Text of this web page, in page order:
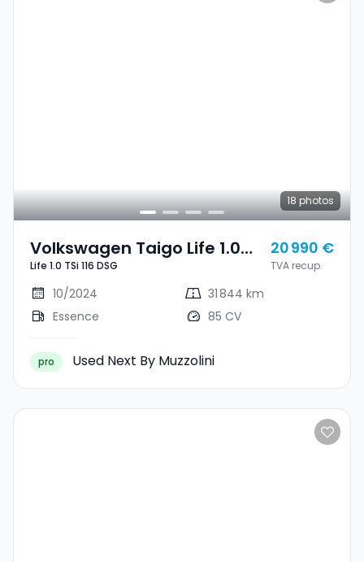
18 photos
Volkswagen Taigo Life 1.0
TSi 116 DSG
Life 1.0 TSi 116 DSG
20 990 €
TVA recup.
10/2024
31 844 km
Essence
85 CV
pro Used Next By Muzzolini